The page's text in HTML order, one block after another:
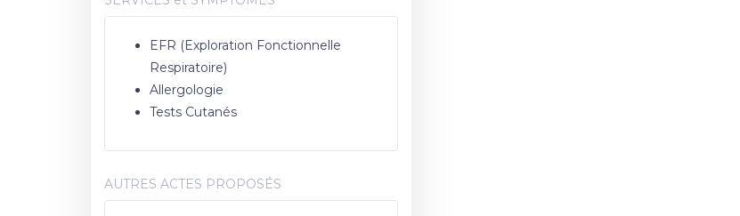
EFR (Exploration Fonctionnelle
Respiratoire)
Allergologie
Tests Cutanés
AUTRES ACTES PROPOSÉS